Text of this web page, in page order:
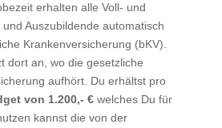
erhalten alle Voll- und
und Auszubildende automatisch
Krankenversicherung (bKV).
dort an, wo die gesetzliche
aufhört. Du erhältst pro
von 1.200,- €welches Du für
kannst die von der